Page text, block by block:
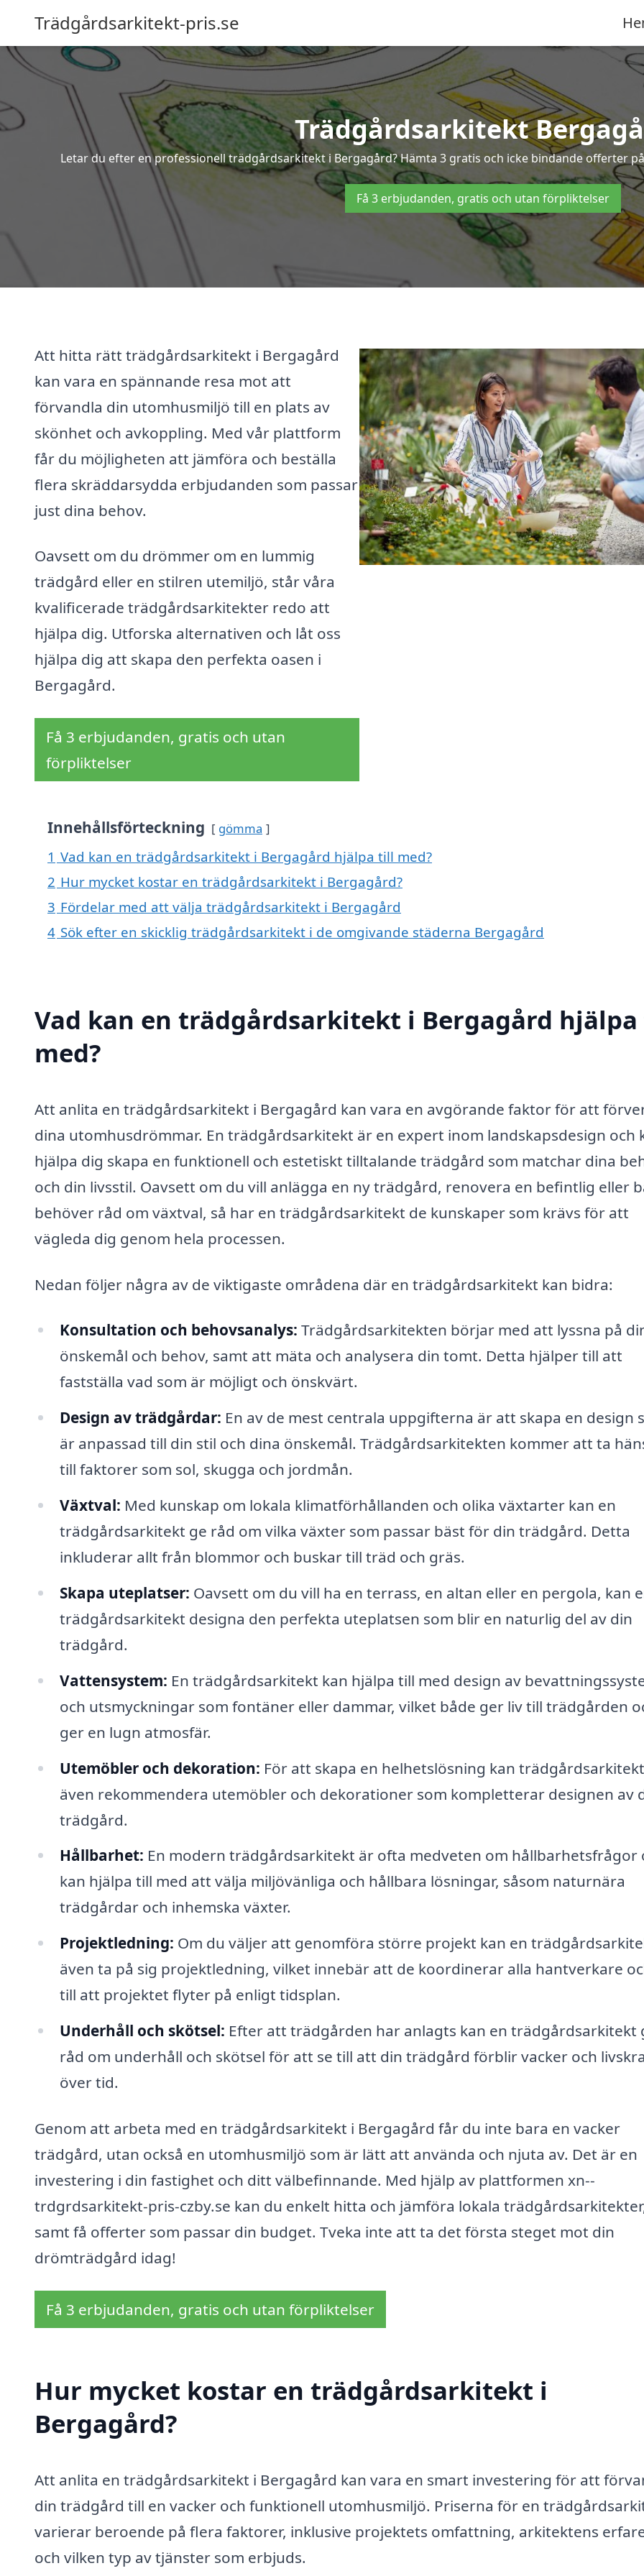
Trädgårdsarkitekt-pris.se
Trädgårdsarkitekt
Letar du efter en professionell trädgårdsarkitekt i Bergagård? Hämta 3 gratis och icke bindande offerter
Få 3 erbjudanden, gratis och utan förpliktelser
Att hitta rätt trädgårdsarkitekt i Bergagård
kan vara en spännande resa mot att
förvandla din utomhusmiljö till en plats av
skönhet och avkoppling. Med vår plattform
får du möjligheten att jämföra och beställa
flera skräddarsydda erbjudanden som passar
just dina behov.
Oavsett om du drömmer om en lummig
trädgård eller en stilren utemiljö, står våra
kvalificerade trädgårdsarkitekter redo att
hjälpa dig. Utforska alternativen och låt oss
hjälpa dig att skapa den perfekta oasen i
Bergagård.
Få 3 erbjudanden, gratis och utan
förpliktelser
Innehållsförteckning gömma
1 Vad kan en trädgårdsarkitekt i Bergagård hjälpa till med?
2 Hur mycket kostar en trädgårdsarkitekt i Bergagård?
3 Fördelar med att välja trädgårdsarkitekt i Bergagård
4 Sök efter en skicklig trädgårdsarkitekt i de omgivande städerna Bergagård
Vad kan en trädgårdsarkitekt i Bergagård
med?
Att anlita en trädgårdsarkitekt i Bergagård kan vara en avgörande faktor för att
dina utomhusdrömmar. En trädgårdsarkitekt är en expert inom landskapsdesign och
hjälpa dig skapa en funktionell och estetiskt tilltalande trädgård som matchar dina
och din livsstil. Oavsett om du vill anlägga en ny trädgård, renovera en befintlig eller
behöver råd om växtval, så har en trädgårdsarkitekt de kunskaper som krävs för att
vägleda dig genom hela processen.
Nedan följer några av de viktigaste områdena där en trädgårdsarkitekt kan bidra:
Konsultation och behovsanalys: Trädgårdsarkitekten börjar med att lyssna på
önskemål och behov, samt att mäta och analysera din tomt. Detta hjälper till att
fastställa vad som är möjligt och önskvärt.
Design av trädgårdar: En av de mest centrala uppgifterna är att skapa en design
är anpassad till din stil och dina önskemål. Trädgårdsarkitekten kommer att ta
till faktorer som sol, skugga och jordmån.
Växtval: Med kunskap om lokala klimatförhållanden och olika växtarter kan en
trädgårdsarkitekt ge råd om vilka växter som passar bäst för din trädgård. Detta
inkluderar allt från blommor och buskar till träd och gräs.
Skapa uteplatser: Oavsett om du vill ha en terrass, en altan eller en pergola, kan
trädgårdsarkitekt designa den perfekta uteplatsen som blir en naturlig del av din
trädgård.
Vattensystem: En trädgårdsarkitekt kan hjälpa till med design av
och utsmyckningar som fontäner eller dammar, vilket både ger liv till trädgården
ger en lugn atmosfär.
Utemöbler och dekoration: För att skapa en helhetslösning kan
även rekommendera utemöbler och dekorationer som kompletterar designen av
trädgård.
Hållbarhet: En modern trädgårdsarkitekt är ofta medveten om hållbarhetsfrågor
kan hjälpa till med att välja miljövänliga och hållbara lösningar, såsom naturnära
trädgårdar och inhemska växter.
Projektledning: Om du väljer att genomföra större projekt kan en
även ta på sig projektledning, vilket innebär att de koordinerar alla hantverkare
till att projektet flyter på enligt tidsplan.
Underhåll och skötsel: Efter att trädgården har anlagts kan en trädgårdsarkitekt
råd om underhåll och skötsel för att se till att din trädgård förblir vacker och
över tid.
Genom att arbeta med en trädgårdsarkitekt i Bergagård får du inte bara en vacker
trädgård, utan också en utomhusmiljö som är lätt att använda och njuta av. Det är en
investering i din fastighet och ditt välbefinnande. Med hjälp av plattformen xn--
trdgrdsarkitekt-pris-czby.se kan du enkelt hitta och jämföra lokala
samt få offerter som passar din budget. Tveka inte att ta det första steget mot din
drömträdgård idag!
Få 3 erbjudanden, gratis och utan förpliktelser
Hur mycket kostar en trädgårdsarkitekt i
Bergagård?
Att anlita en trädgårdsarkitekt i Bergagård kan vara en smart investering för att
din trädgård till en vacker och funktionell utomhusmiljö. Priserna för en
varierar beroende på flera faktorer, inklusive projektets omfattning, arkitektens
och vilken typ av tjänster som erbjuds.